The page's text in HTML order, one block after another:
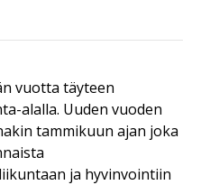
vuotta täyteen
alalla. Uuden vuoden
tammikuun ajan joka
ja hyvinvointiin